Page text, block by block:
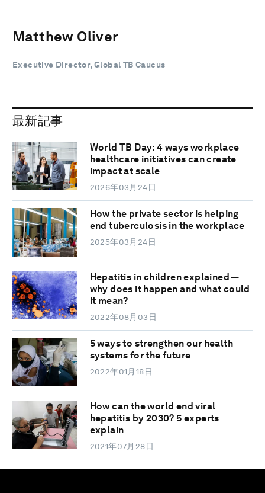
Matthew Oliver
Executive Director, Global TB Caucus
最新記事
World TB Day: 4 ways workplace
healthcare initiatives can create
impact at scale
2026年03月24日
How the private sector is helping
end tuberculosis in the workplace
2025年03月24日
Hepatitis in children explained —
why does it happen and what could
it mean?
2022年08月03日
5 ways to strengthen our health
systems for the future
2022年01月18日
How can the world end viral
hepatitis by 2030? 5 experts
explain
2021年07月28日